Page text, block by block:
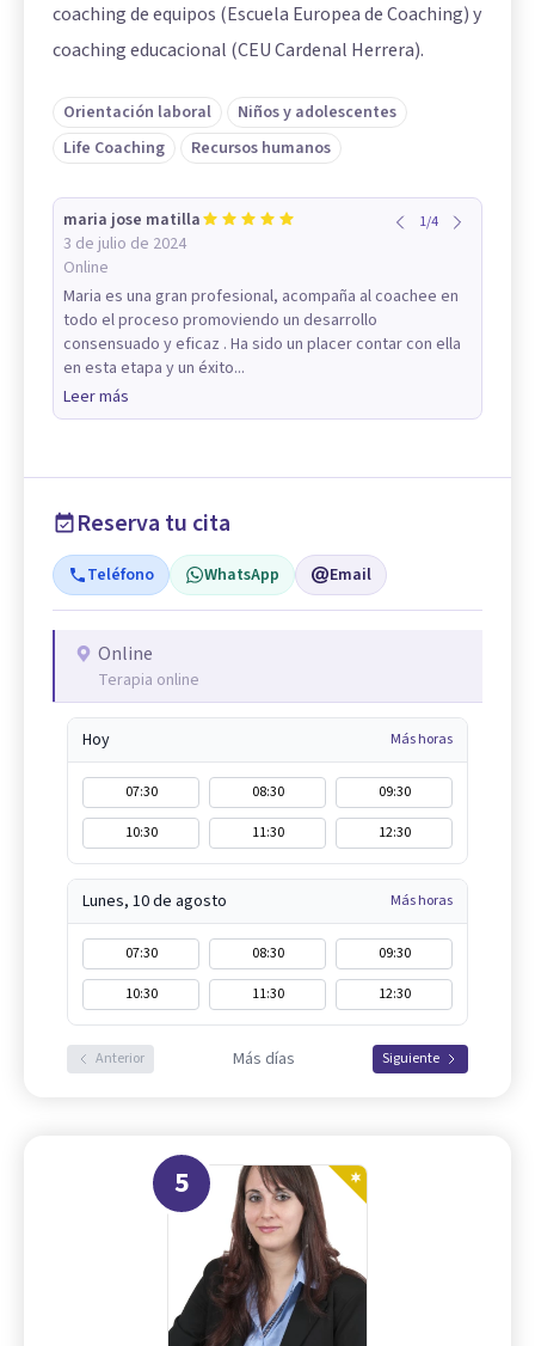
coaching de equipos (Escuela Europea de Coaching) y
coaching educacional (CEU Cardenal Herrera).
Orientación laboral
Niños y adolescentes
Life Coaching
Recursos humanos
maria jose matilla
3 de julio de 2024
Online
1/4
Maria es una gran profesional, acompaña al coachee en
todo el proceso promoviendo un desarrollo
consensuado y eficaz . Ha sido un placer contar con ella
en esta etapa y un éxito...
Leer más
Reserva tu cita
Teléfono WhatsApp Email
Online
Terapia online
Hoy Más horas
07:30 08:30
09:30
10:30
11:30 12:30
Lunes, 10 de agosto Más horas
07:30 08:30
09:30
10:30
11:30 12:30
Anterior Más días Siguiente
5